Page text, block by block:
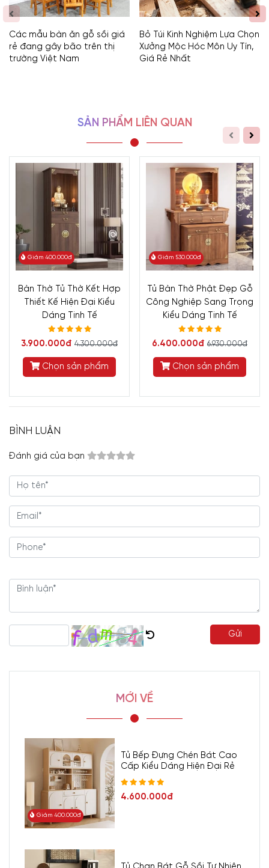
Các mẫu bàn ăn gỗ sồi giá
rẻ đang gây bão trên thị
trường Việt Nam
Bỏ Túi Kinh Nghiệm Lựa Chọn
Xưởng Mộc Hóc Môn Uy Tín,
Giá Rẻ Nhất
SẢN PHẨM LIÊN QUAN
Giảm 400.000đ
Bàn Thờ Tủ Thờ Kết Hợp
Thiết Kế Hiện Đại Kiểu
Dáng Tinh Tế
3.900.000đ 4.300.000đ
Chọn sản phẩm
Giảm 530.000đ
Tủ Bàn Thờ Phật Đẹp Gỗ
Công Nghiệp Sang Trọng
Kiểu Dáng Tinh Tế
6.400.000đ 6.930.000đ
Chọn sản phẩm
BÌNH LUẬN
Đánh giá của bạn
Gửi
MỚI VỀ
Giảm 400.000đ
Tủ Bếp Đựng Chén Bát Cao
Cấp Kiểu Dáng Hiện Đại Rẻ
4.600.000đ